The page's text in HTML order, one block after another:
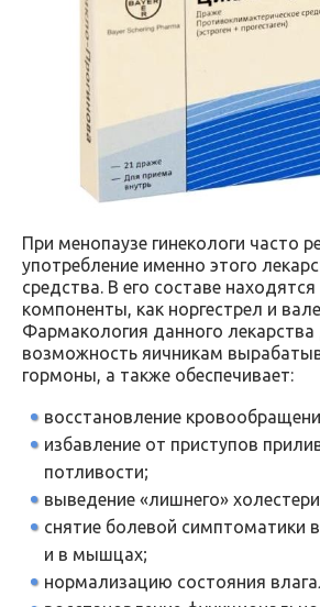
При менопаузе гинекологи часто
употребление именно этого
средства. В его составе
компоненты, как норгестрел и
Фармакология данного лекарства
возможность яичникам
гормоны, а также обеспечивает:
восстановление
избавление от приступов
потливости;
выведение «лишнего»
снятие болевой симптоматики
и в мышцах;
нормализацию состояния